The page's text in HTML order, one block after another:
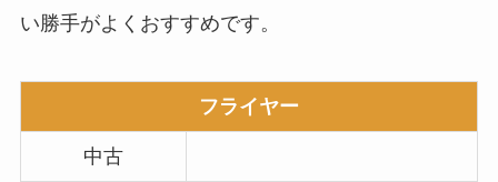
い勝手がよくおすすめです。
フライヤー
中古